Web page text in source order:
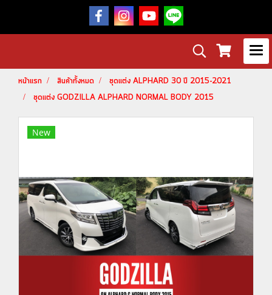
หน้าแรก สินค้าทั้งหมด
ชุดแต่ง ALPHARD 30 ปี 2015-2021
ชุดแต่ง GODZILLA ALPHARD NORMAL BODY 2015
New